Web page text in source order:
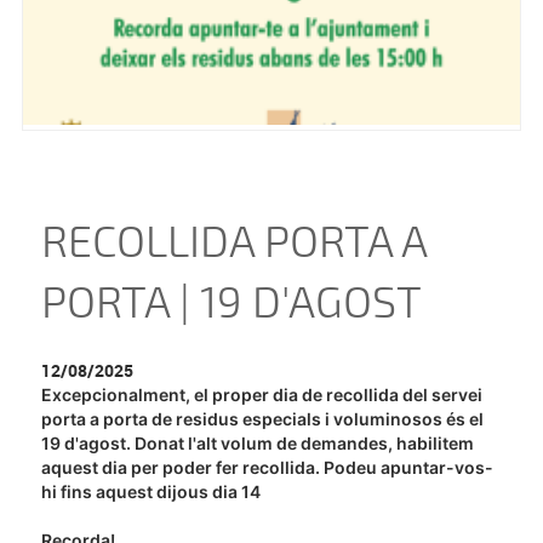
RECOLLIDA PORTA A
PORTA | 19 D'AGOST
12/08/2025
Excepcionalment, el proper dia de recollida del servei
porta a porta de residus especials i voluminosos és el
19 d'agost. Donat l'alt volum de demandes, habilitem
aquest dia per poder fer recollida. Podeu apuntar-vos-
hi fins aquest dijous dia 14